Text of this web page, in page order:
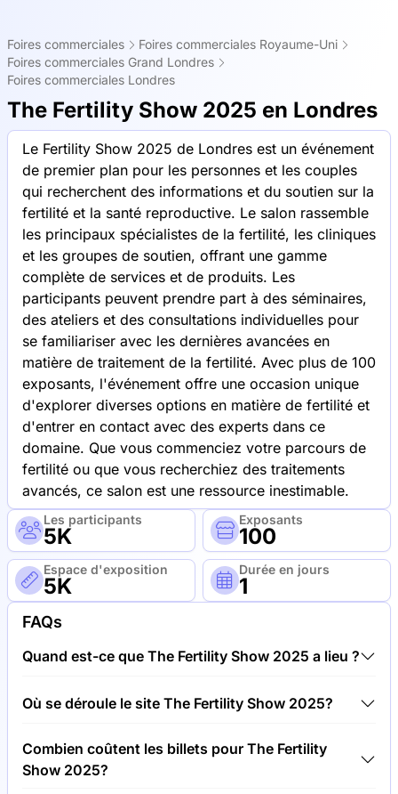
Foires commerciales
Foires commerciales Royaume-Uni
Foires commerciales Grand Londres
Foires commerciales Londres
The Fertility Show 2025 en Londres
Le Fertility Show 2025 de Londres est un événement
de premier plan pour les personnes et les couples
qui recherchent des informations et du soutien sur la
fertilité et la santé reproductive. Le salon rassemble
les principaux spécialistes de la fertilité, les cliniques
et les groupes de soutien, offrant une gamme
complète de services et de produits. Les
participants peuvent prendre part à des séminaires,
des ateliers et des consultations individuelles pour
se familiariser avec les dernières avancées en
matière de traitement de la fertilité. Avec plus de 100
exposants, l'événement offre une occasion unique
d'explorer diverses options en matière de fertilité et
d'entrer en contact avec des experts dans ce
domaine. Que vous commenciez votre parcours de
fertilité ou que vous recherchiez des traitements
avancés, ce salon est une ressource inestimable.
Les participants
5K
Exposants
100
Espace d'exposition
5K
Durée en jours
1
FAQs
Quand est-ce que The Fertility Show 2025 a lieu ?
18.05.25.
Où se déroule le site The Fertility Show 2025?
The Fertility Show 2025 aura lieu à l'adresse Centre
d'exposition d'Olympia, Royaume-Uni.
Combien coûtent les billets pour The Fertility
Show 2025?